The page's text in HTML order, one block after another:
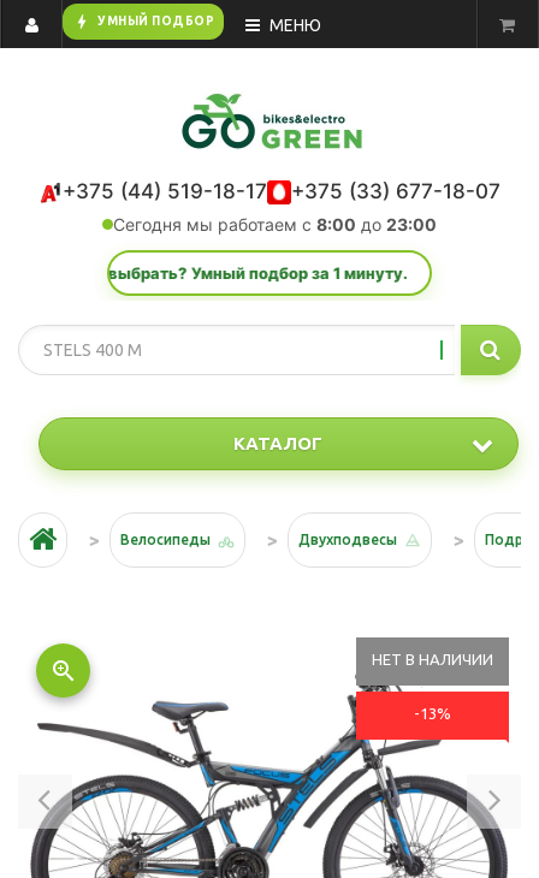
bolt УМНЫЙ ПОДБОР МЕНЮ
+375 (44) 519-18-17 +375 (33) 677-18-07
Сегодня мы работаем с 8:00 до 23:00
что выбрать? Умный подбор за 1 минуту.
КАТАЛОГ
Велосипеды Двухподвесы
НЕТ В НАЛИЧИИ
-13%
Previous
zoom_in